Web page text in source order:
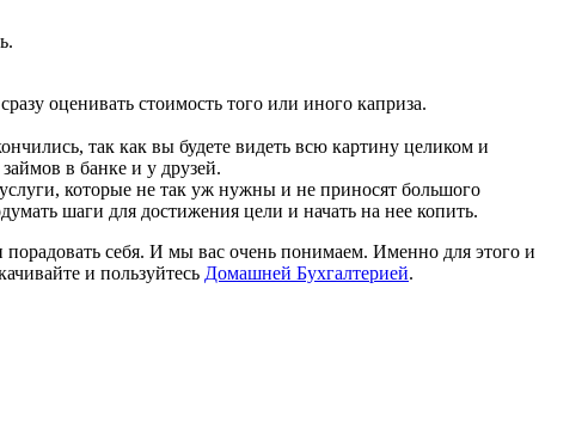
оценивать стоимость того или иного каприза.
так как вы будете видеть всю картину целиком и
в банке и у друзей.
которые не так уж нужны и не приносят большого
шаги для достижения цели и начать на нее копить.
себя. И мы вас очень понимаем. Именно для этого и
и пользуйтесь Домашней Бухгалтерией.